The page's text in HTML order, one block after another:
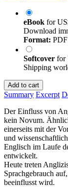
eBook for
Download
Format:
Softcover for
Shipping
Add to cart
Summary Excerpt
Der Einfluss von
kein Novum.
einerseits mit der
und
Englisch im Laufe
entwickelt.
Heute treten
Sprachgebrauch
beeinflusst wird.